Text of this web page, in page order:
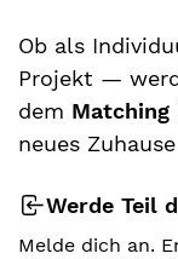
Ob als
Projekt —
dem Matching
neues
Werde Teil
Melde dich an.